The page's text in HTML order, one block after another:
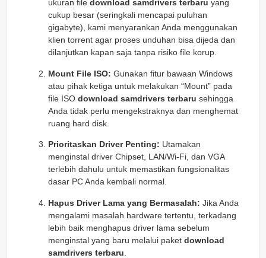
ukuran file download samdrivers terbaru yang
cukup besar (seringkali mencapai puluhan
gigabyte), kami menyarankan Anda menggunakan
klien torrent agar proses unduhan bisa dijeda dan
dilanjutkan kapan saja tanpa risiko file korup.
Mount File ISO: Gunakan fitur bawaan Windows
atau pihak ketiga untuk melakukan “Mount” pada
file ISO download samdrivers terbaru sehingga
Anda tidak perlu mengekstraknya dan menghemat
ruang hard disk.
Prioritaskan Driver Penting: Utamakan
menginstal driver Chipset, LAN/Wi-Fi, dan VGA
terlebih dahulu untuk memastikan fungsionalitas
dasar PC Anda kembali normal.
Hapus Driver Lama yang Bermasalah: Jika Anda
mengalami masalah hardware tertentu, terkadang
lebih baik menghapus driver lama sebelum
menginstal yang baru melalui paket download
samdrivers terbaru